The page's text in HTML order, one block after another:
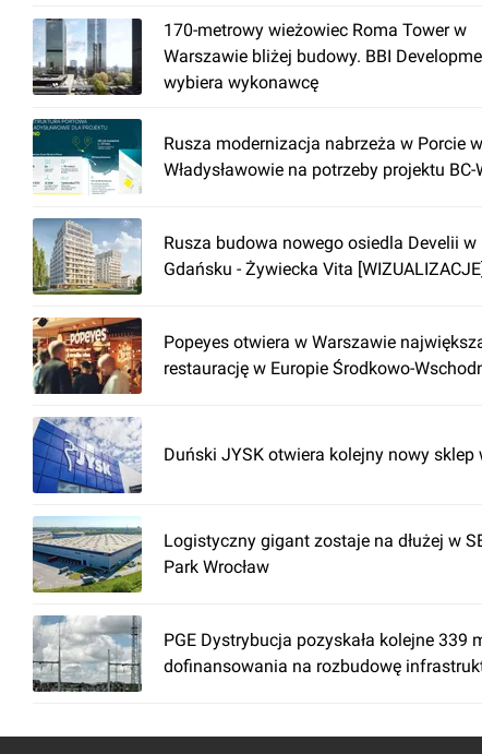
170-metrowy wieżowiec Roma Tower w
Warszawie bliżej budowy. BBI
wybiera wykonawcę
Rusza modernizacja nabrzeża w Porcie
Władysławowie na potrzeby projektu BC-
Rusza budowa nowego osiedla Develii w
Gdańsku - Żywiecka Vita [WIZUALIZACJE]
Popeyes otwiera w Warszawie
restaurację w Europie Środkowo-
Duński JYSK otwiera kolejny nowy sklep
Logistyczny gigant zostaje na dłużej w
Park Wrocław
PGE Dystrybucja pozyskała kolejne 339
dofinansowania na rozbudowę